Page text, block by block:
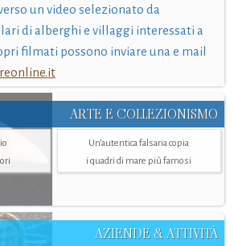
un video selezionato da
di alberghi e villaggi interessati a
filmati possono inviare una e mail
ARTE E COLLEZIONISMO
Un’autentica falsaria copia
i quadri di mare più famosi
AZIENDE & ATTIVITÀ